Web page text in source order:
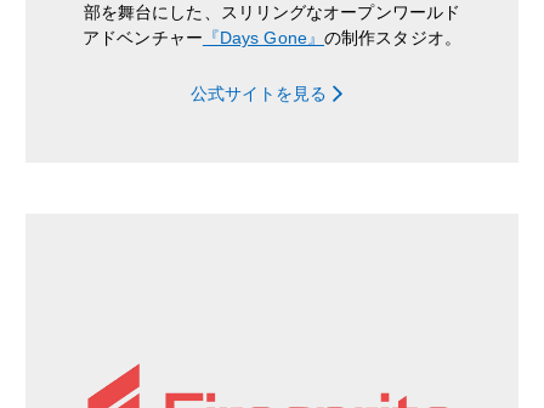
部を舞台にした、スリリングなオープンワールド
アドベンチャー 『Days Gone』 の制作スタジオ。
公式サイトを見る